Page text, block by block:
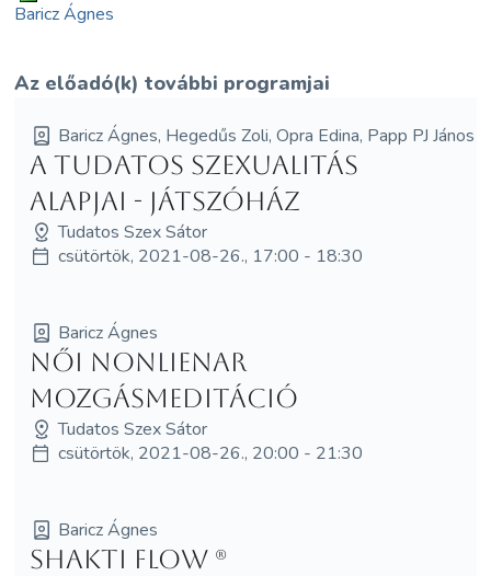
Baricz Ágnes
Az előadó(k) további programjai
Baricz Ágnes, Hegedűs Zoli, Opra Edina, Papp PJ János
A tudatos szexualitás
alapjai - Játszóház
Tudatos Szex Sátor
csütörtök, 2021-08-26., 17:00 - 18:30
Baricz Ágnes
Női NonLienar
Mozgásmeditáció
Tudatos Szex Sátor
csütörtök, 2021-08-26., 20:00 - 21:30
Baricz Ágnes
Shakti Flow (R)